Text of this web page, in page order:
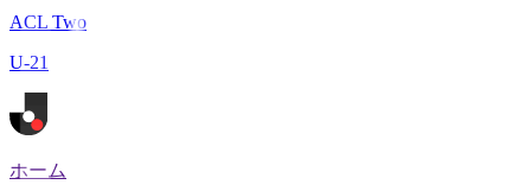
ACL Two
U-21
ホーム